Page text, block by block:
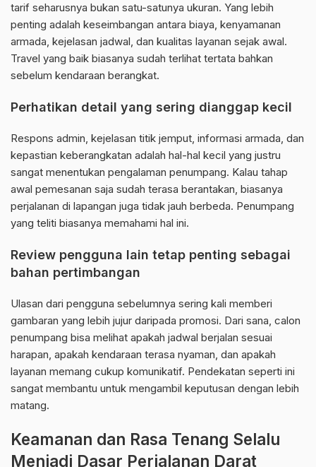
tarif seharusnya bukan satu-satunya ukuran. Yang lebih
penting adalah keseimbangan antara biaya, kenyamanan
armada, kejelasan jadwal, dan kualitas layanan sejak awal.
Travel yang baik biasanya sudah terlihat tertata bahkan
sebelum kendaraan berangkat.
Perhatikan detail yang sering dianggap kecil
Respons admin, kejelasan titik jemput, informasi armada, dan
kepastian keberangkatan adalah hal-hal kecil yang justru
sangat menentukan pengalaman penumpang. Kalau tahap
awal pemesanan saja sudah terasa berantakan, biasanya
perjalanan di lapangan juga tidak jauh berbeda. Penumpang
yang teliti biasanya memahami hal ini.
Review pengguna lain tetap penting sebagai
bahan pertimbangan
Ulasan dari pengguna sebelumnya sering kali memberi
gambaran yang lebih jujur daripada promosi. Dari sana, calon
penumpang bisa melihat apakah jadwal berjalan sesuai
harapan, apakah kendaraan terasa nyaman, dan apakah
layanan memang cukup komunikatif. Pendekatan seperti ini
sangat membantu untuk mengambil keputusan dengan lebih
matang.
Keamanan dan Rasa Tenang Selalu
Menjadi Dasar Perjalanan Darat